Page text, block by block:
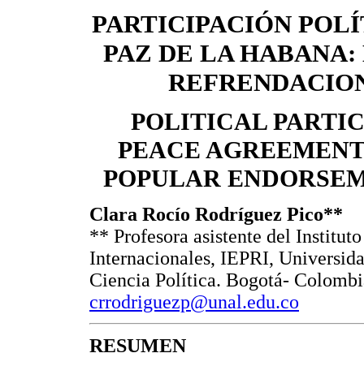
PARTICIPACIÓN
PAZ DE LA
POLITICAL
PEACE
POPULAR
Clara Rocío Rodríguez Pico**
** Profesora asistente del
Internacionales, IEPRI,
Ciencia Política. Bogotá-
crrodriguezp@unal.edu.co
RESUMEN